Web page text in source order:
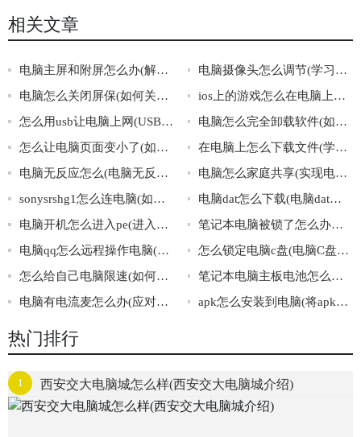
相关文章
电脑主屏和附屏怎么办(解决电脑主屏和附屏显示问题的方法)
电脑摄像头怎么调节(学习如何调节电脑摄像头)
电脑怎么关闭屏保(如何关闭电脑屏保)
ios上的游戏怎么在电脑上玩(电脑能否运行ios上的游戏)
怎么用usb让电脑上网(USB连接电脑)
电脑怎么完全卸载软件(如何彻底删除电脑上的软件)
怎么让电脑页面变小了(如何缩小电脑页面)
在电脑上怎么下载文件(学会使用电脑下载文件)
电脑无反应怎么(电脑无反应解决方法)
电脑怎么家庭共享(实现电脑家庭共享的方法)
sonysrshg1怎么连电脑(如何正确连接sonysrshg1和电脑)
电脑dat怎么下载(电脑dat文件下载方法)
电脑开机怎么进入pe(进入pe的方法)
笔记本电脑被锁了怎么办啊(笔记本电脑被锁了的解决方法)
电脑qq怎么远程操作电脑(学会电脑QQ远程操作电脑)
怎么锁定电脑c盘(电脑C盘锁定方法)
怎么给自己电脑限速(如何将电脑速度限制在一个安全的范围内)
笔记本电脑主板电池怎么换(换笔记本电脑主板电池的注意事项)
电脑有电流麦怎么办(应对电脑电流麦的几种方法)
apk怎么安装到电脑(将apk安装到电脑的步骤)
热门排行
1 西安交大电脑城怎么样(西安交大电脑城介绍)